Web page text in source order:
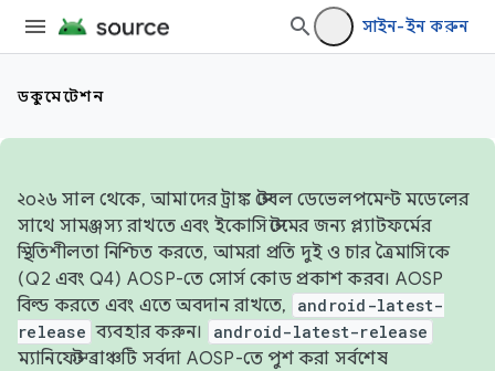
সাইন-ইন করুন
ডকুমেন্টেশন
২০২৬ সাল থেকে, আমাদের ট্রাঙ্ক স্টেবল ডেভেলপমেন্ট মডেলের
সাথে সামঞ্জস্য রাখতে এবং ইকোসিস্টেমের জন্য প্ল্যাটফর্মের
স্থিতিশীলতা নিশ্চিত করতে, আমরা প্রতি দুই ও চার ত্রৈমাসিকে
(Q2 এবং Q4) AOSP-তে সোর্স কোড প্রকাশ করব। AOSP
বিল্ড করতে এবং এতে অবদান রাখতে,
android-latest-
release ব্যবহার করুন। android-latest-release
ম্যানিফেস্ট ব্রাঞ্চটি সর্বদা AOSP-তে পুশ করা সর্বশেষ